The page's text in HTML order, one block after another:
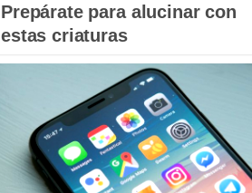
Prepárate para alucinar con
estas criaturas